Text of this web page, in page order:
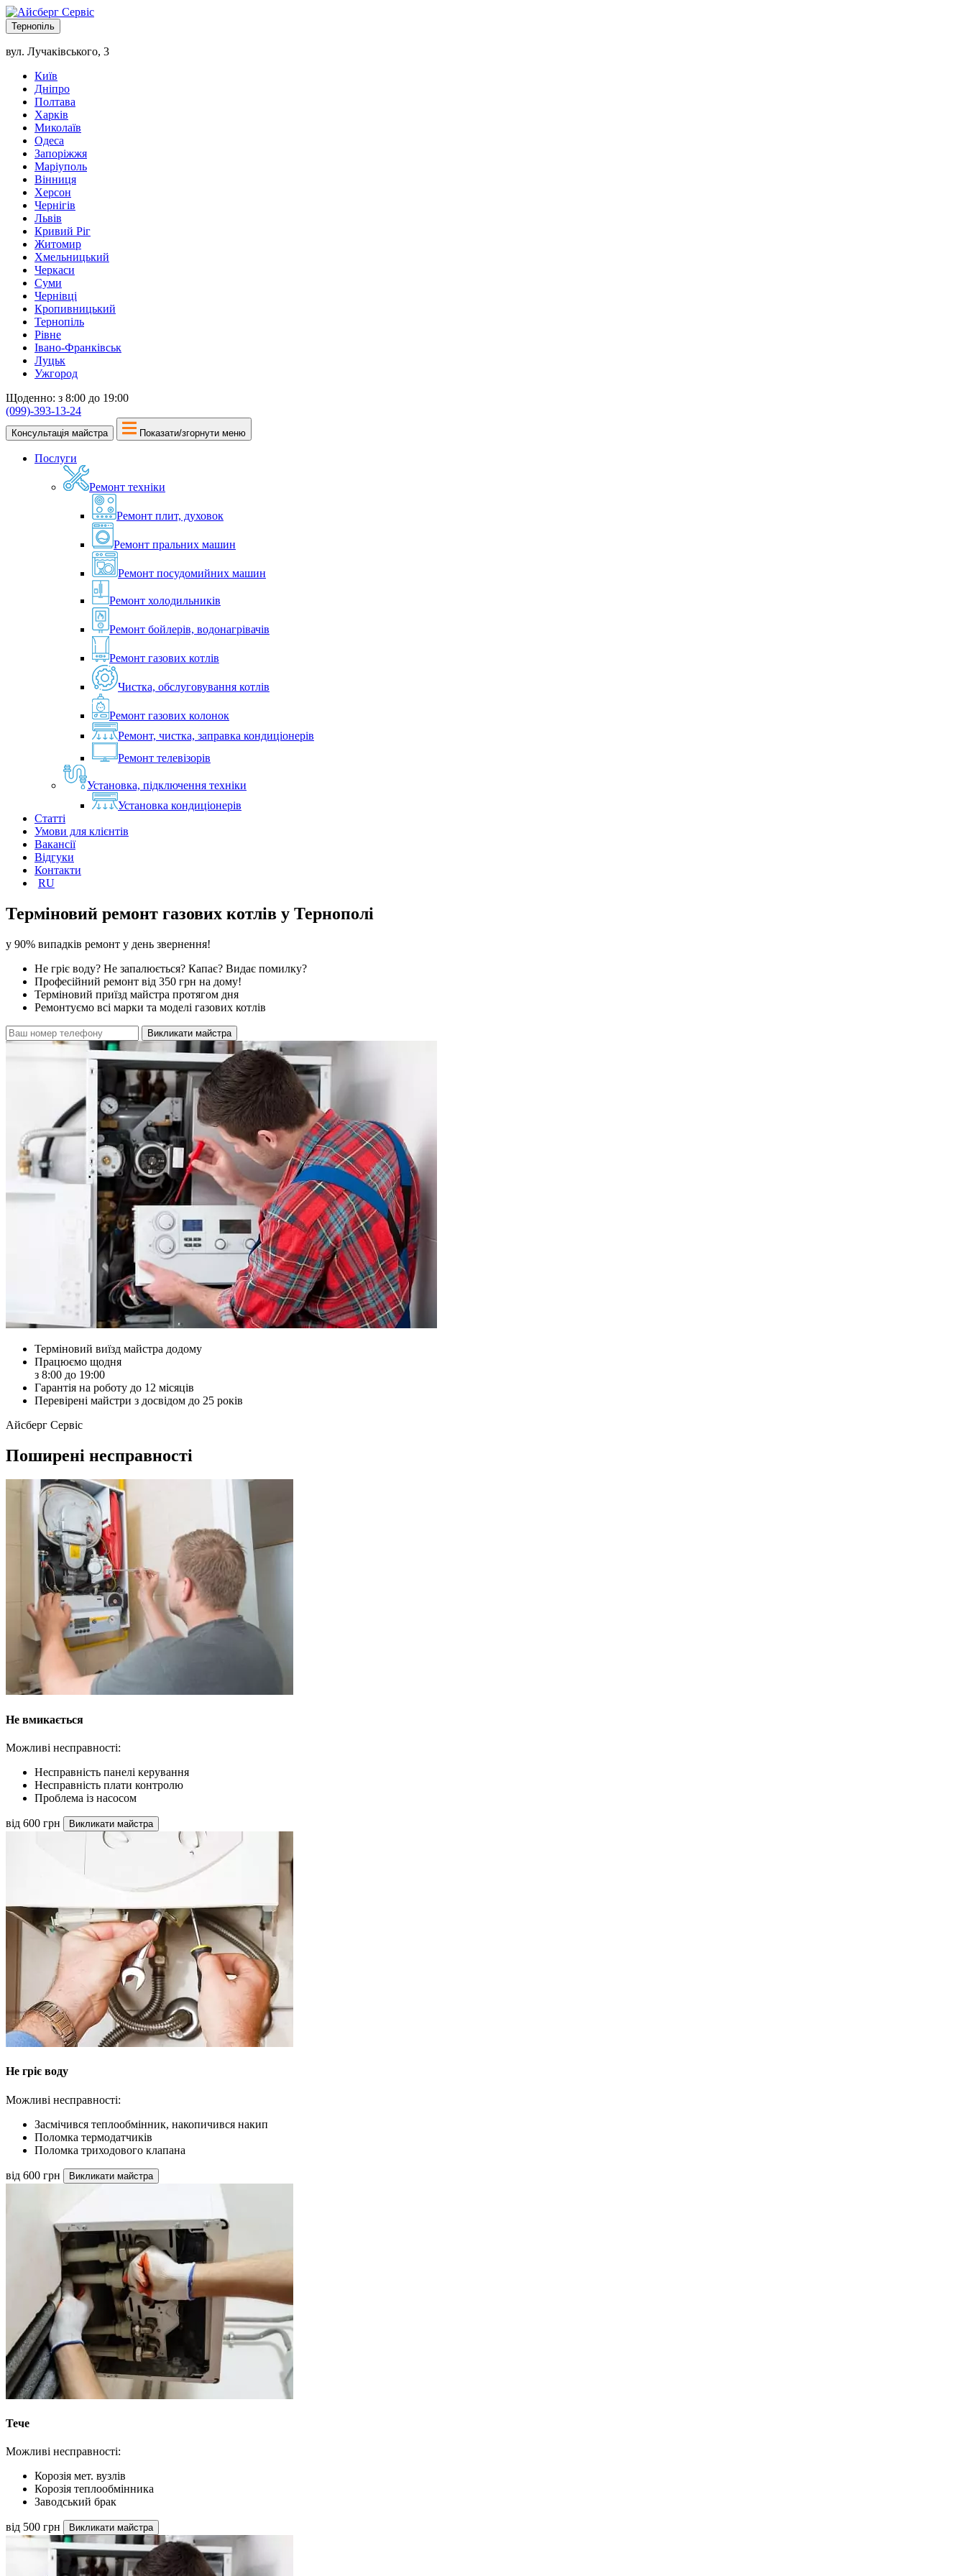
Тернопіль
вул. Лучаківського, 3
Київ
Дніпро
Полтава
Харків
Миколаїв
Одеса
Запоріжжя
Маріуполь
Вінниця
Херсон
Чернігів
Львів
Кривий Ріг
Житомир
Хмельницький
Черкаси
Суми
Чернівці
Кропивницький
Тернопіль
Рівне
Івано-Франківськ
Луцьк
Ужгород
Щоденно: з 8:00 до 19:00
(099)-393-13-24
Консультація майстра Показати/згорнути меню
Послуги
Ремонт техніки
Ремонт плит, духовок
Ремонт пральних машин
Ремонт посудомийних машин
Ремонт холодильників
Ремонт бойлерів, водонагрівачів
Ремонт газових котлів
Чистка, обслуговування котлів
Ремонт газових колонок
Ремонт, чистка, заправка кондиціонерів
Ремонт телевізорів
Установка, підключення техніки
Установка кондиціонерів
Статті
Умови для клієнтів
Вакансії
Відгуки
Контакти
RU
Терміновий ремонт газових котлів у Тернополі
у 90% випадків ремонт у день звернення!
Не гріє воду? Не запалюється? Капає? Видає помилку?
Професійний ремонт від 350 грн на дому!
Терміновий приїзд майстра протягом дня
Ремонтуємо всі марки та моделі газових котлів
Викликати майстра
Терміновий виїзд майстра додому
Працюємо щодня
з 8:00 до 19:00
Гарантія на роботу до 12 місяців
Перевірені майстри з досвідом до 25 років
Айсберг Сервіс
Поширені несправності
Не вмикається
Можливі несправності:
Несправність панелі керування
Несправність плати контролю
Проблема із насосом
від 600 грн Викликати майстра
Не гріє воду
Можливі несправності:
Засмічився теплообмінник, накопичився накип
Поломка термодатчиків
Поломка триходового клапана
від 600 грн Викликати майстра
Тече
Можливі несправності:
Корозія мет. вузлів
Корозія теплообмінника
Заводський брак
від 500 грн Викликати майстра